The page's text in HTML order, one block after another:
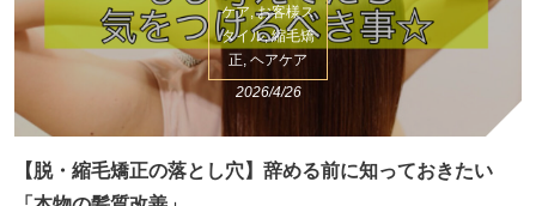
ケア, お客様ス
タイル, 縮毛矯
正, ヘアケア
2026/4/26
【脱・縮毛矯正の落とし穴】辞める前に知っておきたい